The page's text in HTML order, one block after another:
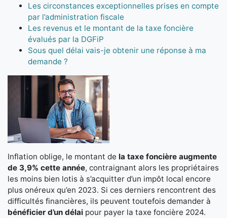
Les circonstances exceptionnelles prises en compte
par l’administration fiscale
Les revenus et le montant de la taxe foncière
évalués par la DGFiP
Sous quel délai vais-je obtenir une réponse à ma
demande ?
Inflation oblige, le montant de la taxe foncière augmente
de 3,9% cette année, contraignant alors les propriétaires
les moins bien lotis à s’acquitter d’un impôt local encore
plus onéreux qu’en 2023. Si ces derniers rencontrent des
difficultés financières, ils peuvent toutefois demander à
bénéficier d’un délai pour payer la taxe foncière 2024.